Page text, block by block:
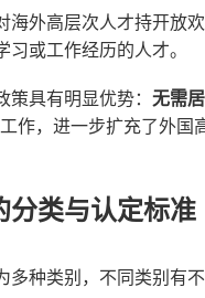
海外高层次人才持开
或工作经历的人才。
策具有明显优势： 无需
作，进一步扩充了外
分类与认定标准
多种类别，不同类别有